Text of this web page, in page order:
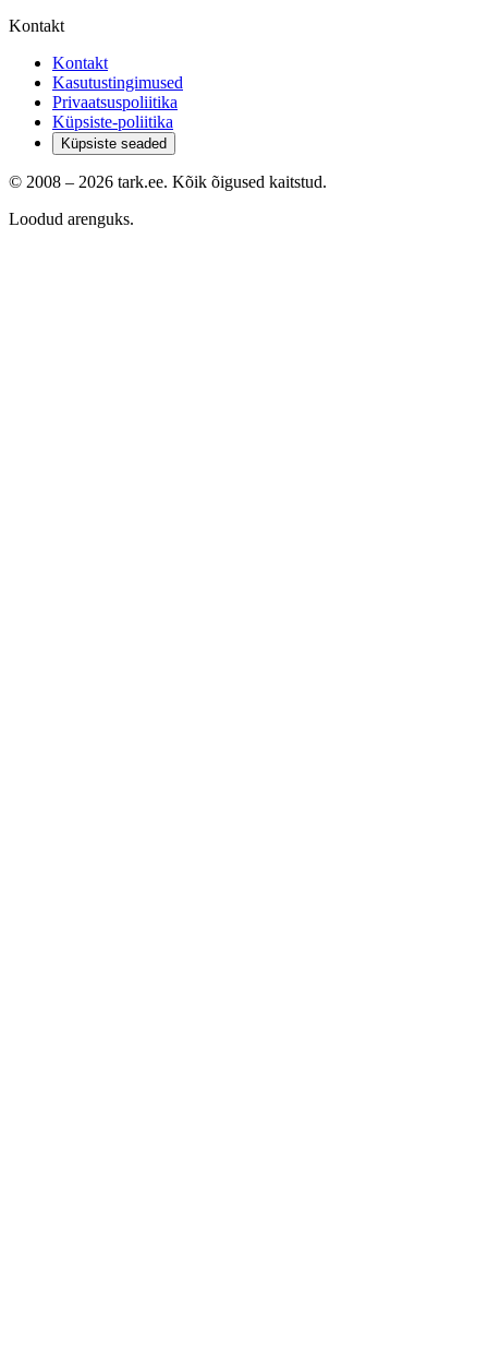
Kontakt
Kontakt
Kasutustingimused
Privaatsuspoliitika
Küpsiste-poliitika
Küpsiste seaded
© 2008 – 2026 tark.ee. Kõik õigused kaitstud.
Loodud arenguks.